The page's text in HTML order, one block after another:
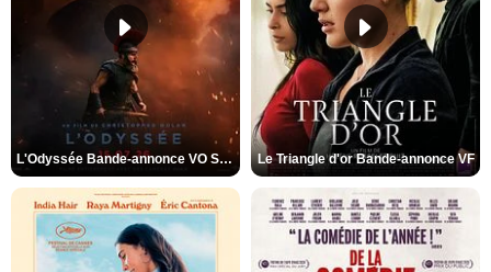
L'Odyssée Bande-annonce VO STFR Le Triangle d'or Bande-annonce VF